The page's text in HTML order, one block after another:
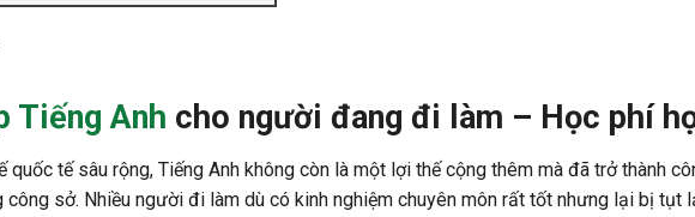
Tiếng Anh cho người đang đi làm – Học phí
quốc tế sâu rộng, Tiếng Anh không còn là một lợi thế cộng thêm mà đã trở thành
sở. Nhiều người đi làm dù có kinh nghiệm chuyên môn rất tốt nhưng lại bị tụt